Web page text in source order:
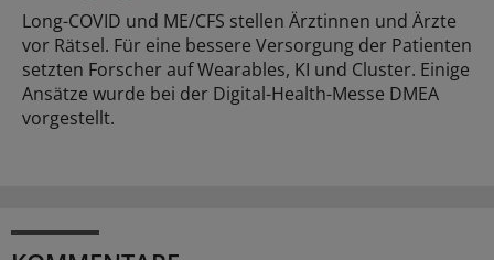
Long-COVID und ME/CFS stellen Ärztinnen und Ärzte
vor Rätsel. Für eine bessere Versorgung der Patienten
setzten Forscher auf Wearables, KI und Cluster. Einige
Ansätze wurde bei der Digital-Health-Messe DMEA
vorgestellt.